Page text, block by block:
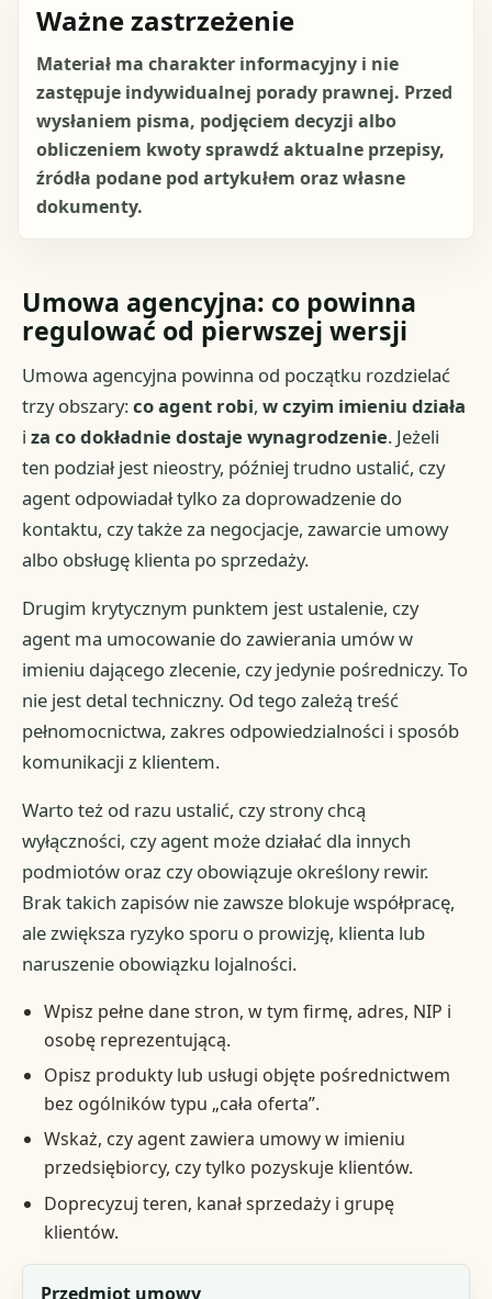
Ważne zastrzeżenie
Materiał ma charakter informacyjny i nie
zastępuje indywidualnej porady prawnej. Przed
wysłaniem pisma, podjęciem decyzji albo
obliczeniem kwoty sprawdź aktualne przepisy,
źródła podane pod artykułem oraz własne
dokumenty.
Umowa agencyjna: co powinna
regulować od pierwszej wersji
Umowa agencyjna powinna od początku rozdzielać
trzy obszary:co agent robi,w czyim imieniu działa
iza co dokładnie dostaje wynagrodzenie. Jeżeli
ten podział jest nieostry, później trudno ustalić, czy
agent odpowiadał tylko za doprowadzenie do
kontaktu, czy także za negocjacje, zawarcie umowy
albo obsługę klienta po sprzedaży.
Drugim krytycznym punktem jest ustalenie, czy
agent ma umocowanie do zawierania umów w
imieniu dającego zlecenie, czy jedynie pośredniczy. To
nie jest detal techniczny. Od tego zależą treść
pełnomocnictwa, zakres odpowiedzialności i sposób
komunikacji z klientem.
Warto też od razu ustalić, czy strony chcą
wyłączności, czy agent może działać dla innych
podmiotów oraz czy obowiązuje określony rewir.
Brak takich zapisów nie zawsze blokuje współpracę,
ale zwiększa ryzyko sporu o prowizję, klienta lub
naruszenie obowiązku lojalności.
Wpisz pełne dane stron, w tym firmę, adres, NIP i
osobę reprezentującą.
Opisz produkty lub usługi objęte pośrednictwem
bez ogólników typu „cała oferta”.
Wskaż, czy agent zawiera umowy w imieniu
przedsiębiorcy, czy tylko pozyskuje klientów.
Doprecyzuj teren, kanał sprzedaży i grupę
klientów.
Element
Przedmiot umowy